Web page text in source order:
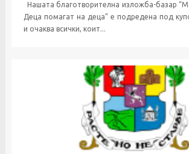
Нашата благотворителна изложба-базар
Деца помагат на деца” е подредена под
и очаква всички, коит...